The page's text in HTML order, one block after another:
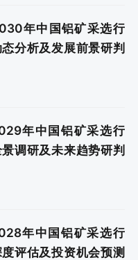
年中国铝矿采选行
分析及发展前景研判
年中国铝矿采选行
调研及未来趋势研判
年中国铝矿采选行
评估及投资机会预测